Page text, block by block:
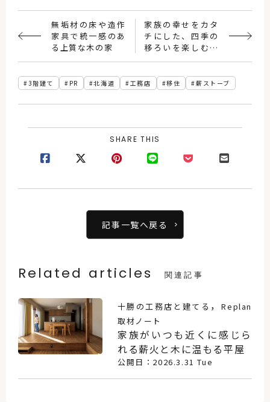
無垢材の床や造作
家具で統一感のあ
る上質な木の家
家族の幸せをカタ
チにした、四季の
移ろいを楽しむ田
3階建て PR 北海道 工務店 移住 薪ストーブ
SHARE THIS
記事一覧へ戻る
Related articles 関連記事
十勝の工務店と建てる ，Replan
取材ノート
家族がいつも近くに感じら
れる薪火と木に温もる平屋
公開日：2026.3.31 Tue